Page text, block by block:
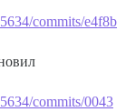
commits/e4f8b
commits/0043